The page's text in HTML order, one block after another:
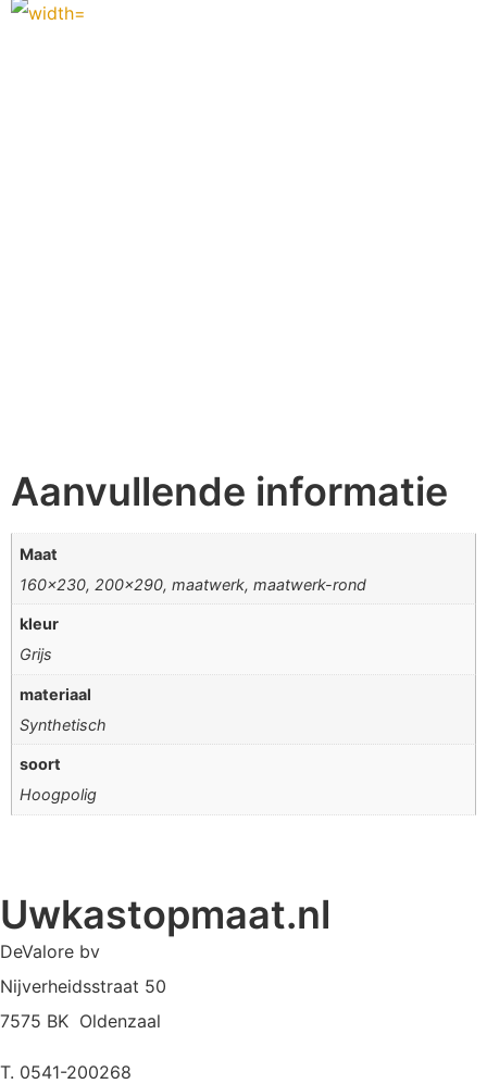
Aanvullende informatie
Maat
160×230, 200×290, maatwerk, maatwerk-rond
kleur
Grijs
materiaal
Synthetisch
soort
Hoogpolig
Uwkastopmaat.nl
DeValore bv
Nijverheidsstraat 50
7575 BK Oldenzaal
T. 0541-200268